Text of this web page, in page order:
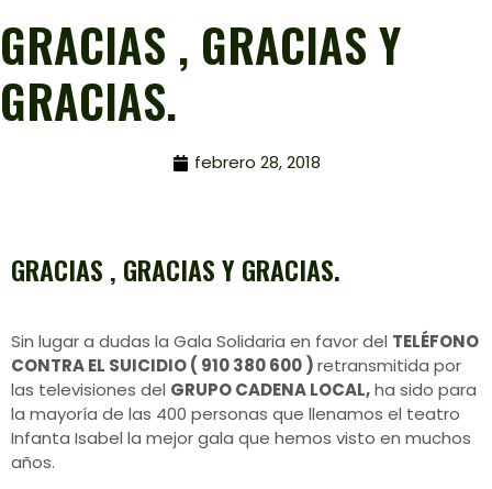
GRACIAS , GRACIAS Y
GRACIAS.
febrero 28, 2018
GRACIAS , GRACIAS Y GRACIAS.
Sin lugar a dudas la Gala Solidaria en favor del TELÉFONO
CONTRA EL SUICIDIO ( 910 380 600 )retransmitida por
las televisiones del GRUPO CADENA LOCAL,ha sido para
la mayoría de las 400 personas que llenamos el teatro
Infanta Isabel la mejor gala que hemos visto en muchos
años.